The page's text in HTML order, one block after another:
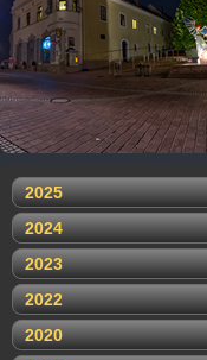
2025
2024
2023
2022
2020